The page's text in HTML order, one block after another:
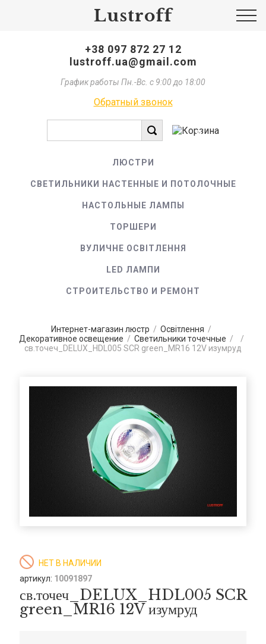
Lustroff
+38 097 872 27 12
lustroff.ua@gmail.com
График работы Пн.-Вс. с 9:00 до 18:00
Обратный звонок
0
ЛЮСТРИ
СВЕТИЛЬНИКИ НАСТЕННЫЕ И ПОТОЛОЧНЫЕ
НАСТОЛЬНЫЕ ЛАМПЫ
ТОРШЕРИ
ВУЛИЧНЕ ОСВІТЛЕННЯ
LED ЛАМПИ
СТРОИТЕЛЬСТВО И РЕМОНТ
Интернет-магазин люстр / Освітлення /
Декоративное освещение / Светильники точечные /
/
св.точеч_DELUX_HDL005 SCR green_MR16 12V изумруд
НЕТ В НАЛИЧИИ
артикул: 10091897
св.точеч_DELUX_HDL005 SCR
green_MR16 12V изумруд